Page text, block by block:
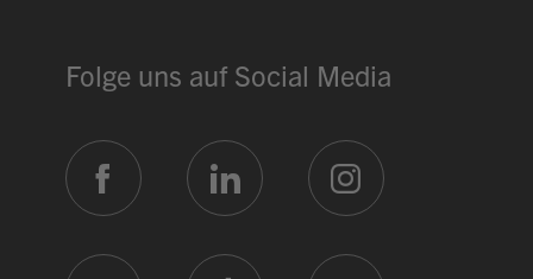
Folge uns auf Social Media
Réception
Mercato
Piazza
Bar Baulüüt